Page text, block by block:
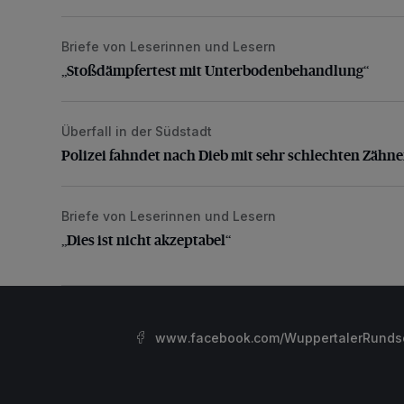
„Stoßdämpfertest mit Unterbodenbehandlung“
Briefe von Leserinnen und Lesern
„Stoßdämpfertest mit Unterbodenbehandlung“
Polizei fahndet nach Dieb mit sehr schlechten Zähnen
Überfall in der Südstadt
Polizei fahndet nach Dieb mit sehr schlechten
„Dies ist nicht akzeptabel“
Briefe von Leserinnen und Lesern
„Dies ist nicht akzeptabel“
www.facebook.com/